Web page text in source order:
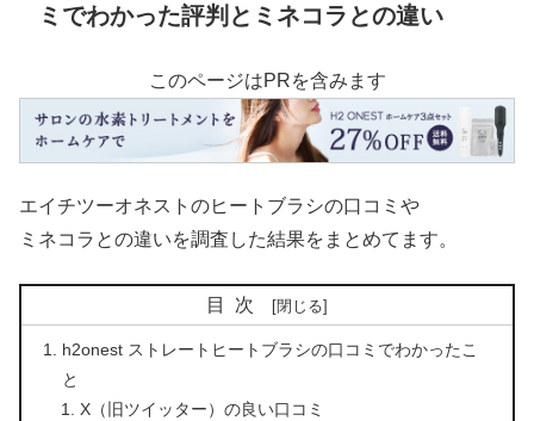
ミでわかった評判とミネコラとの違い
このページはPRを含みます
エイチツーオネストのヒートブラシの口コミや
ミネコラとの違いを調査した結果をまとめてます。
目次
h2onest ストレートヒートブラシの口コミでわかったこ
と
X（旧ツイッター）の良い口コミ